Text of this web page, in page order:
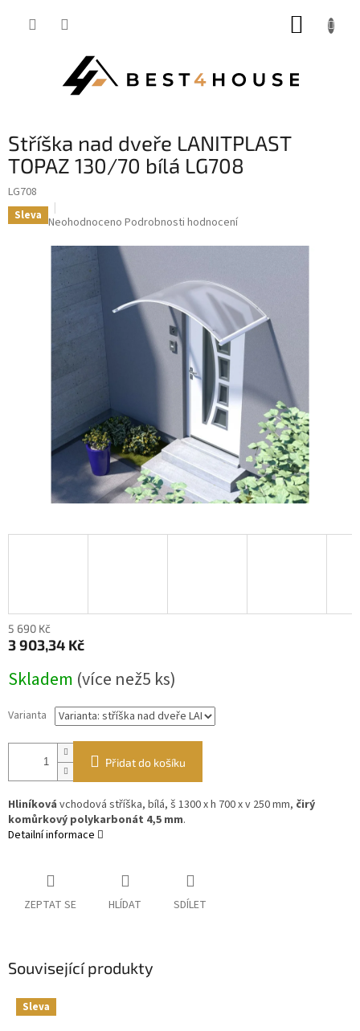
stříška nad dveře LANITPLAST
TOPAZ 130/70 bílá LG708
LG708
Sleva Průměrné
produktu
hvězdiček.
Neohodnoceno Podrobnosti hodnocení
5 690 Kč
3 903,34 Kč
cena:
Skladem (více než5 ks)
Varianta
Přidat do košíku
Hliníková vchodová stříška, bílá, š 1300 x h 700 x v 250 mm, čirý
komůrkový polykarbonát 4,5 mm.
Detailní informace
ZEPTAT SE HLÍDAT SDÍLET
Související produkty
Sleva